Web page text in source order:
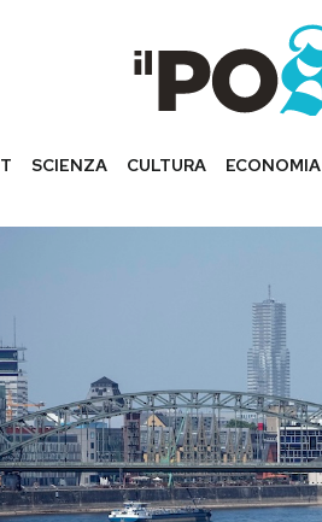
SCIENZA CULTURA ECONOMIA